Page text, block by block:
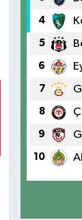
4
5
6
7
8
9
10